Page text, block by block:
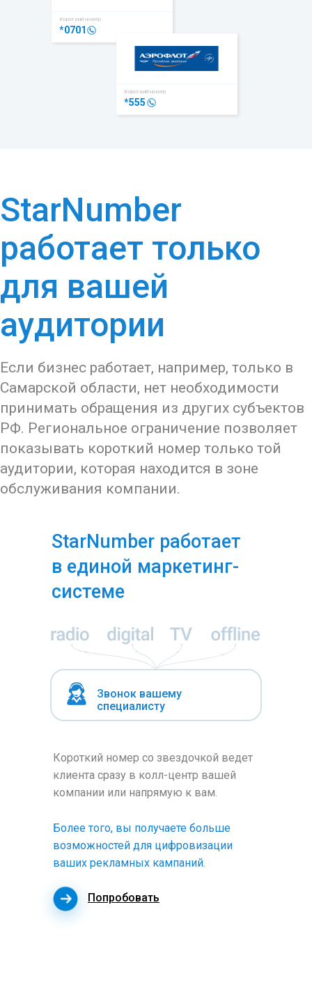
Короткий номер
*0701
*555
Короткий номер
StarNumber
работает только
для вашей
аудитории
Если бизнес работает, например, только в
Самарской области, нет необходимости
принимать обращения из других субъектов
РФ. Региональное ограничение позволяет
показывать короткий номер только той
аудитории, которая находится в зоне
обслуживания компании.
StarNumber работает
в единой маркетинг-
системе
Звонок вашему
специалисту
Короткий номер со звездочкой ведет
клиента сразу в колл-центр вашей
компании или напрямую к вам.
Более того, вы получаете больше
возможностей для цифровизации
ваших рекламных кампаний.
Попробовать